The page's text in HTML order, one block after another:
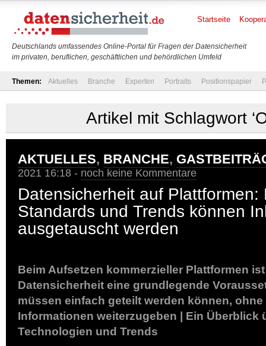
Deutschlands umfassendes Online-Portal für Fragen der Datensicherheit
im privaten, beruflichen, geschäftlichen und behördlichen Umfeld
Startseite
Themen: Aktuelles Branche Experten Portraits Positionspapier
Artikel mit Schlagwort
AKTUELLES, BRANCHE,
2021 16:18 - noch keine Kommentare
Datensicherheit auf Plattformen:
Standards und Trends können
ausgetauscht werden
Beim Aufsetzen kommerzieller Plattformen
Datensicherheit eine grundlegende
müssen einfach geteilt werden können,
Informationen weiterzugeben | Ein Überblick
Technologien und Trends